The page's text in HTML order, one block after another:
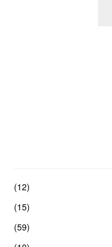
(12)
(15)
(59)